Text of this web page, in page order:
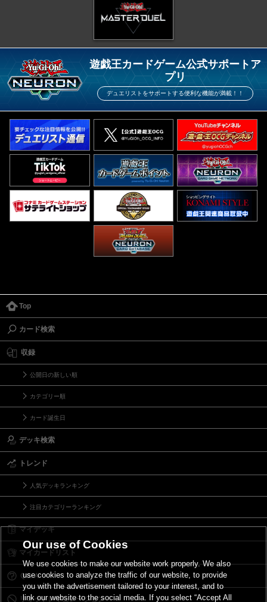
遊戯王カードゲーム公式サポートア
プリ
デュエリストをサポートする便利な機能が満載！！
Top
カード検索
収録
公開日の新しい順
カテゴリー順
カード誕生日
デッキ検索
トレンド
人気デッキランキング
注目カテゴリーランキング
マイデッキ
マイカードリスト
Ｑ＆Ａ
リミットレギュレーション
Our use of Cookies
We use cookies to make our website work properly. We also
use cookies to analyze the traffic of our website, to provide
you with the advertisement tailored to your interest, and to
link our website to the social media. If you select “Accept All